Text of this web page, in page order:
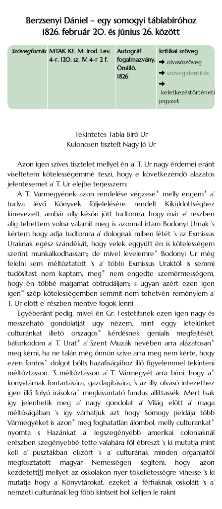
Berzsenyi Dániel – egy somogyi táblabíróhoz
1826. február 20. és június 26. között
Szövegforrás MTAK Kt. M. Irod. Lev.
4-r. 120. sz. IV. 4-r 2 f.
Autográf
fogalmazvány.
Önálló.
1826
kritikai szöveg
olvasószöveg
szövegidentitás
keletkezéstörténeti
jegyzet
Tekíntetes Tabla Biró Ur
Kulonosen tisztelt Nagy Jó Ur
Azon igen szíves tisztelet mellyel én a’ T. Ur nagy érdemei eránt
viseltetem kötelességemmé teszi, hogy e következendő alazatos
jelentésemet a’ T. Ur elejbe terjesszem:
A T. Varmegyének azon rendelése végzese * melly engem*
a’
tudva lévő Könyvek följelelésére rendelt Kiküldottséghez
kinevezett, ambár olly késön jött tudtomra, hogy már e’ részben
alig tehettem volna valamit meg is azonnal irtam Bodonyi Urnak ’s
kértem hogy adja tudtomra a’ dolognak miben létét ’s az Exmissus
Uraknak egész szándékát, hogy velek eggyütt én is kötelességem
szerínt munkalkodhassam; de mivel levelemre*
Bodonyi Ur még
felelni sem méltóztatott ’s a’ többi Exmissus Uraktól is semmi
tudósítast nem kaptam, meg*
nem engedte szemérmességem,
hogy én többé magamat obtrudáljam; s ugyan azért ezen igen
igen* szép kötelességemben semmit nem tehetvén reménylem a’
T. Ur elött e’ részben mentve fogok lenni
Egyéberánt pedig, mivel én Gr. Festetitsnek ezen igen nagy és
messzeható gondolatját ugy nézem, mint eggy letelünket
culturánkat illetö orszagos*
kérdésnek genialis megfejtését,
bátorkodom a’ T. Urat* a’ Szent Muzák nevében arra alázatosan*
meg kérni, ha ne talán még önnön szíve arra meg nem kérte, hogy
ezen fontos*
dolgot bölts hazafiságához illö figyelemmel tekínteni
méltóztasson. ’S méltóztasson a’ T. Vármegyét arra bírni, hogy a*
konyvtárnak fontartására, gazdagítására, ’s az illy olvasó intezethez
igen illő folyó irásokra*
megkivantató fundus allíttassék. Mert tsak
igy jelenhetik meg a’ nagy gondolat a’ Világ elött a’ maga
méltóságában ’s igy várhatjuk azt hogy Somogy peldája több
Vármegyéket is azon* meg foghatatlan álombol, melly culturankat*
nyomta s Hazánkat a’ legszegényebb amerikai coloniaknál
erészben szegényebbé tette valahára föl ébreszt ’s ki mutatja mint
kell a’ pusztákban elszórt ’s a’ culturának minden organjaitól
megfosztatott magyar Nemességen segíteni, hogy azon
kezdetett[!] mellyet az oskolakon nyer tökelletességre vihesse ’s ki
mutatja hogy a’ Könyvtárokat, ezeket a’ férfiaknak oskoláit ’s a’
nemzeti culturának leg főbb kintseit hol kelljen le rakni